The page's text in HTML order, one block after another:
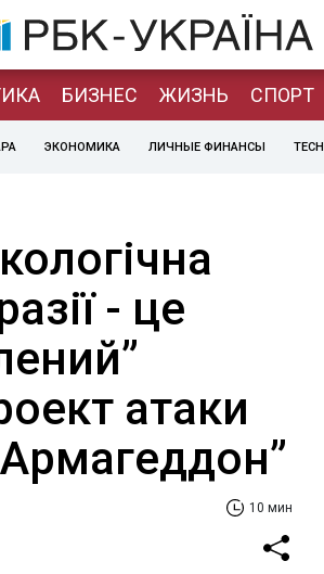
БИЗНЕС ЖИЗНЬ СПОРТ
ЭКОНОМИКА ЛИЧНЫЕ ФИНАНСЫ TECH
- це
атаки
10 мин